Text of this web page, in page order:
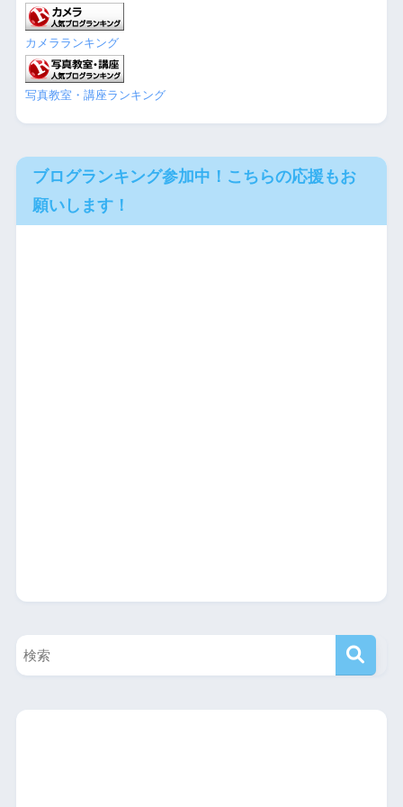
カメラランキング
写真教室・講座ランキング
ブログランキング参加中！こちらの応援もお
願いします！